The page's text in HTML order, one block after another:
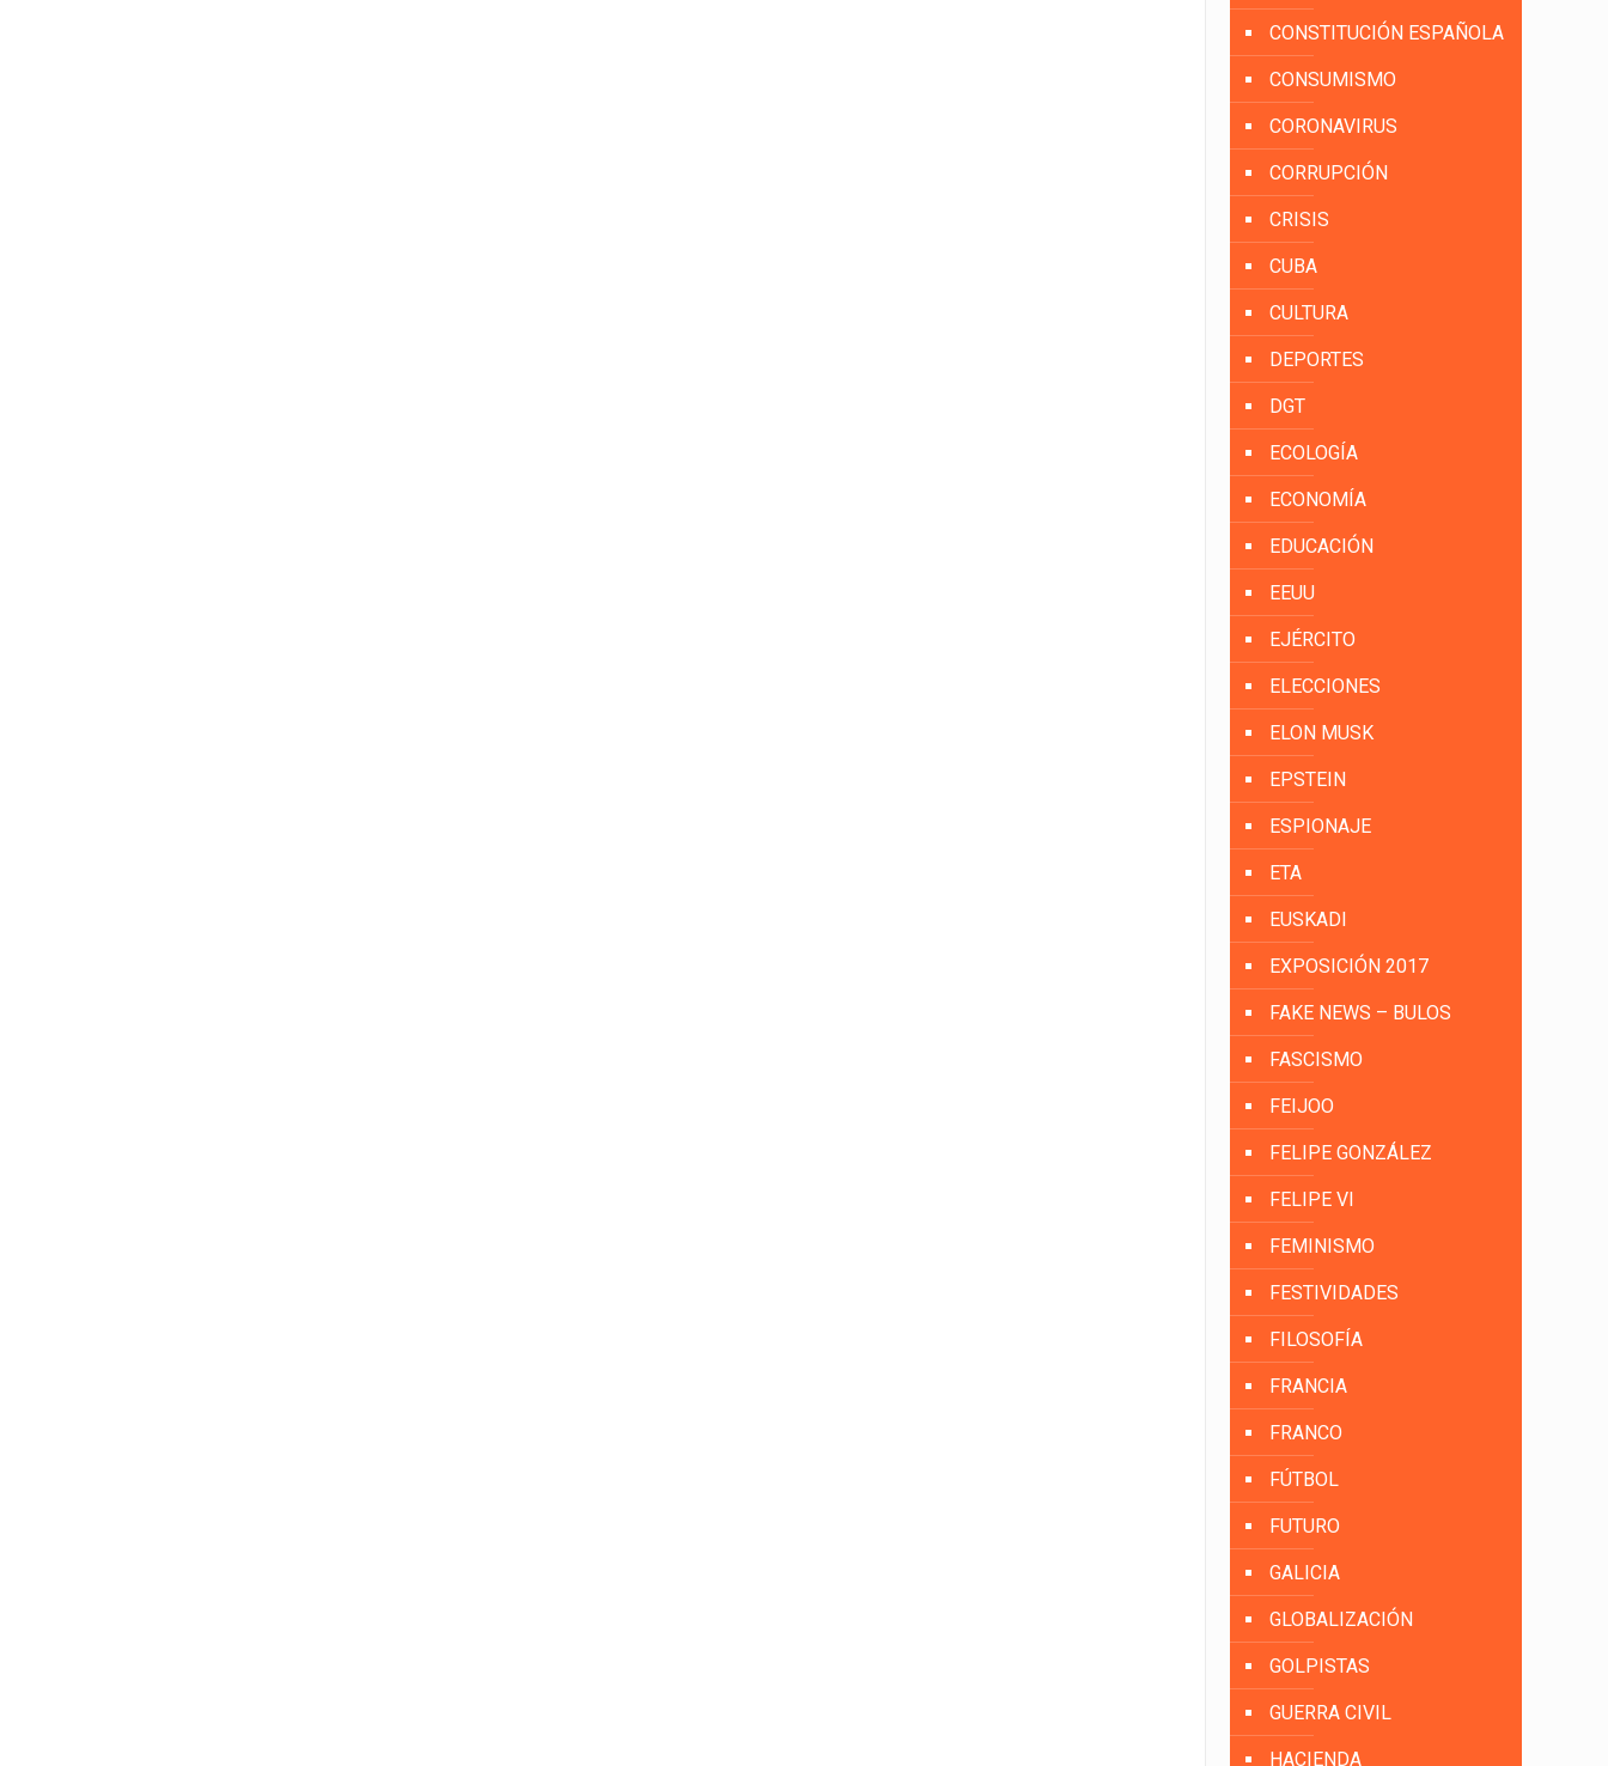
CONSTITUCIÓN ESPAÑOLA
CONSUMISMO
CORONAVIRUS
CORRUPCIÓN
CRISIS
CUBA
CULTURA
DEPORTES
DGT
ECOLOGÍA
ECONOMÍA
EDUCACIÓN
EEUU
EJÉRCITO
ELECCIONES
ELON MUSK
EPSTEIN
ESPIONAJE
ETA
EUSKADI
EXPOSICIÓN 2017
FAKE NEWS – BULOS
FASCISMO
FEIJOO
FELIPE GONZÁLEZ
FELIPE VI
FEMINISMO
FESTIVIDADES
FILOSOFÍA
FRANCIA
FRANCO
FÚTBOL
FUTURO
GALICIA
GLOBALIZACIÓN
GOLPISTAS
GUERRA CIVIL
HACIENDA